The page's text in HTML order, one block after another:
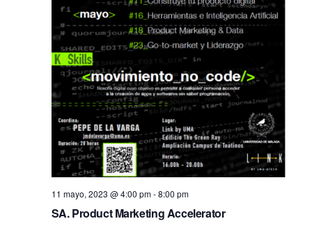
SA. Product Marketing Accelerator
11 mayo, 2023 @ 4:00 pm-8:00 pm